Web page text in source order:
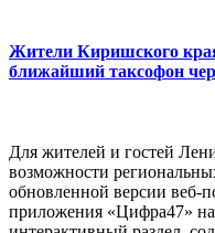
Жители Киришского
ближайший таксофон
Для жителей и гостей
возможности
обновленной версии веб-
приложения «Цифра47»